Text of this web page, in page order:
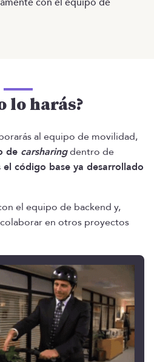
lo harás?
al equipo de movilidad,
de carsharingdentro de
el código base ya desarrollado
el equipo de backend y,
en otros proyectos